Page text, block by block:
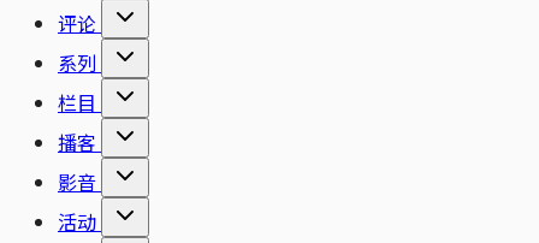
评论
系列
栏目
播客
影音
活动